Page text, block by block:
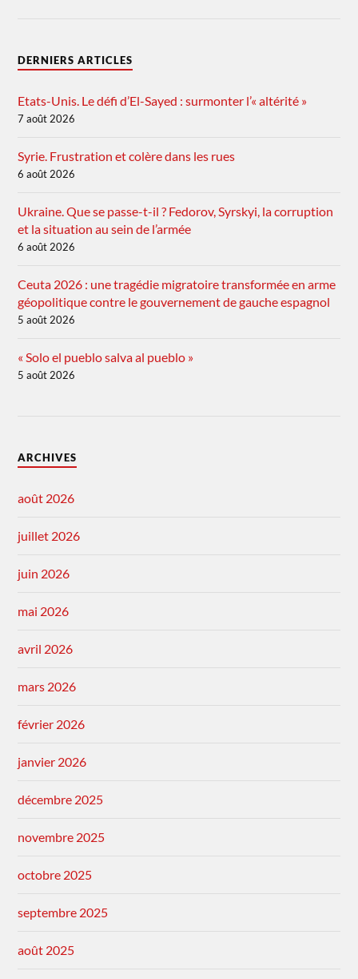
DERNIERS ARTICLES
Etats-Unis. Le défi d’El-Sayed : surmonter l’« altérité »
7 août 2026
Syrie. Frustration et colère dans les rues
6 août 2026
Ukraine. Que se passe-t-il ? Fedorov, Syrskyi, la corruption
et la situation au sein de l’armée
6 août 2026
Ceuta 2026 : une tragédie migratoire transformée en arme
géopolitique contre le gouvernement de gauche espagnol
5 août 2026
« Solo el pueblo salva al pueblo »
5 août 2026
ARCHIVES
août 2026
juillet 2026
juin 2026
mai 2026
avril 2026
mars 2026
février 2026
janvier 2026
décembre 2025
novembre 2025
octobre 2025
septembre 2025
août 2025